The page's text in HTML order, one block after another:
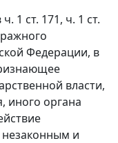
ч. 1 ст. 171, ч. 1 ст.
Федерации, в
власти,
иного органа
незаконным и